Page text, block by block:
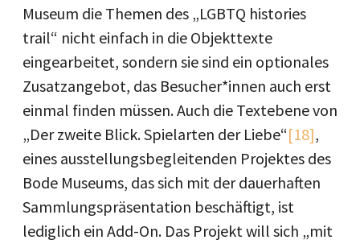
Museum die Themen des „LGBTQ histories
trail“ nicht einfach in die Objekttexte
eingearbeitet, sondern sie sind ein optionales
Zusatzangebot, das Besucher*innen auch erst
einmal finden müssen. Auch die Textebene von
„Der zweite Blick. Spielarten der Liebe“[18],
eines ausstellungsbegleitenden Projektes des
Bode Museums, das sich mit der dauerhaften
Sammlungspräsentation beschäftigt, ist
lediglich ein Add-On. Das Projekt will sich „mit